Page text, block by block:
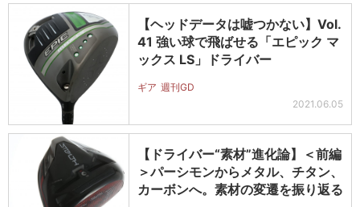
【ヘッドデータは嘘つかない】Vol.
41 強い球で飛ばせる「エピック マ
ックス LS」ドライバー
ギア 週刊GD
2021.06.05
【ドライバー“素材”進化論】＜前編
＞パーシモンからメタル、チタン、
カーボンへ。素材の変遷を振り返る